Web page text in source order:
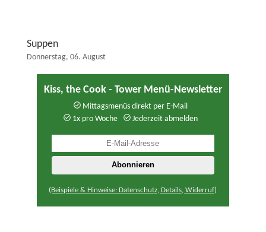
Suppen
Donnerstag, 06. August
Kiss, the Cook - Tower Menü-Newsletter
Mittagsmenüs direkt per E-Mail
1x pro Woche
Jederzeit abmelden
(Beispiele & Hinweise: Datenschutz, Details, Widerruf)